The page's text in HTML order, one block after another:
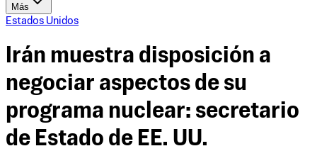
Más
Estados Unidos
Irán muestra disposición a
negociar aspectos de su
programa nuclear: secretario
de Estado de EE. UU.